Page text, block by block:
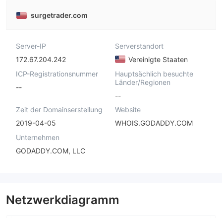
surgetrader.com
Server-IP
172.67.204.242
Serverstandort
Vereinigte Staaten
ICP-Registrationsnummer
--
Hauptsächlich besuchte
Länder/Regionen
--
Zeit der Domainserstellung
2019-04-05
Website
WHOIS.GODADDY.COM
Unternehmen
GODADDY.COM, LLC
Netzwerkdiagramm